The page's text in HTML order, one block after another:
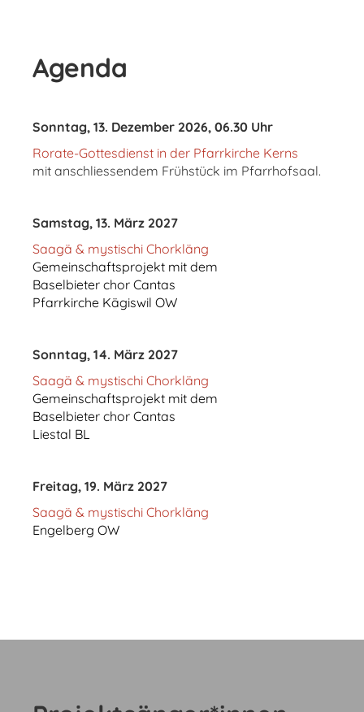
Agenda
Sonntag, 13. Dezember 2026, 06.30 Uhr
Rorate-Gottesdienst in der Pfarrkirche Kerns
mit anschliessendem Frühstück im Pfarrhofsaal.
Samstag, 13. März 2027
Saagä & mystischi Chorkläng
Gemeinschaftsprojekt mit dem
Baselbieter chor Cantas
Pfarrkirche Kägiswil OW
Sonntag, 14. März 2027
Saagä & mystischi Chorkläng
Gemeinschaftsprojekt mit dem
Baselbieter chor Cantas
Liestal BL
Freitag, 19. März 2027
Saagä & mystischi Chorkläng
Engelberg OW